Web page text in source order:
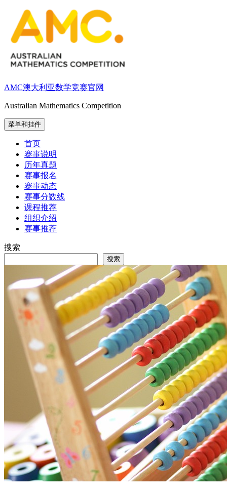
容
AMC澳大利亚数学竞赛官网
Australian Mathematics Competition
菜单和挂件
首页
赛事说明
历年真题
赛事报名
赛事动态
赛事分数线
课程推荐
组织介绍
赛事推荐
搜索
搜索